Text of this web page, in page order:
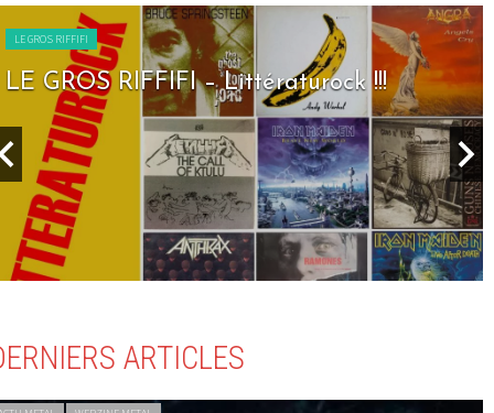
LE GROS RIFFIFI
LE GROS RIFFIFI – Littératurock !!!
ARTICLES